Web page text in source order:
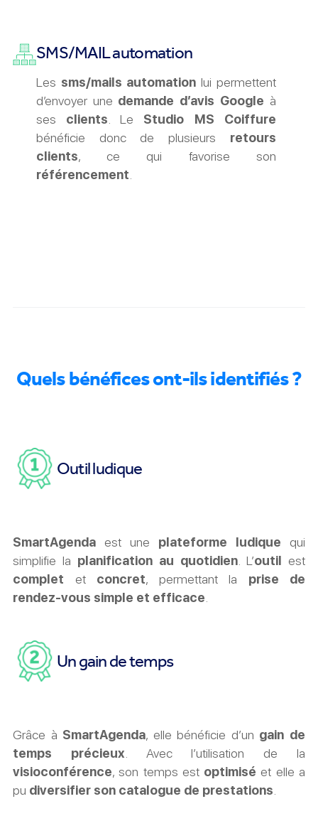
SMS/MAIL automation
Les sms/mails automation lui permettent
d’envoyer une demande d’avis Google à
ses clients . Le Studio MS Coiffure
bénéficie donc de plusieurs retours
clients, ce qui favorise son
référencement
Quels bénéfices ont-ils identifiés ?
Outil ludique
SmartAgenda est une plateforme ludique qui
simplifie la planification au quotidien . L’outil est
complet et concret, permettant la prise de
rendez-vous simple et efficace
Un gain de temps
Grâce à SmartAgenda, elle bénéficie d’un gain de
temps précieux . Avec l’utilisation de la
visioconférence, son temps est optimisé et elle a
pu diversifier son catalogue de prestations